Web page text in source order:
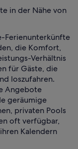
in der Nähe von
Ferienunterkünfte
die Komfort,
Verhältnis
für Gäste, die
loszufahren.
Angebote
geräumige
privaten Pools
oft verfügbar,
Kalendern